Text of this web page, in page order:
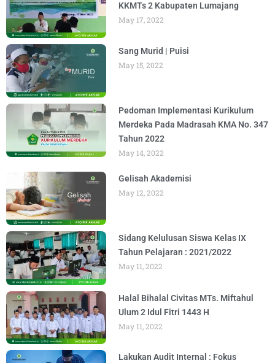
KKMTs 2 Kabupaten Lumajang
May 17, 2022
Sang Murid | Puisi
May 15, 2022
Pedoman Implementasi Kurikulum
Merdeka Pada Madrasah KMA No. 347
Tahun 2022
May 14, 2022
Gelisah Akademisi
May 12, 2022
Sidang Kelulusan Siswa Kelas IX
Tahun Pelajaran : 2021/2022
May 11, 2022
Halal Bihalal Civitas MTs. Miftahul
Ulum 2 Idul Fitri 1443 H
May 11, 2022
Lakukan Audit Internal : Fokus